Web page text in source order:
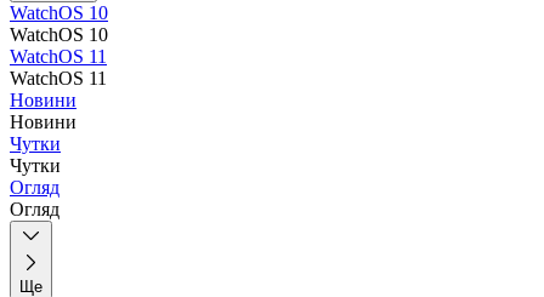
WatchOS 10
WatchOS 10
WatchOS 11
WatchOS 11
Новини
Новини
Чутки
Чутки
Огляд
Огляд
Ще